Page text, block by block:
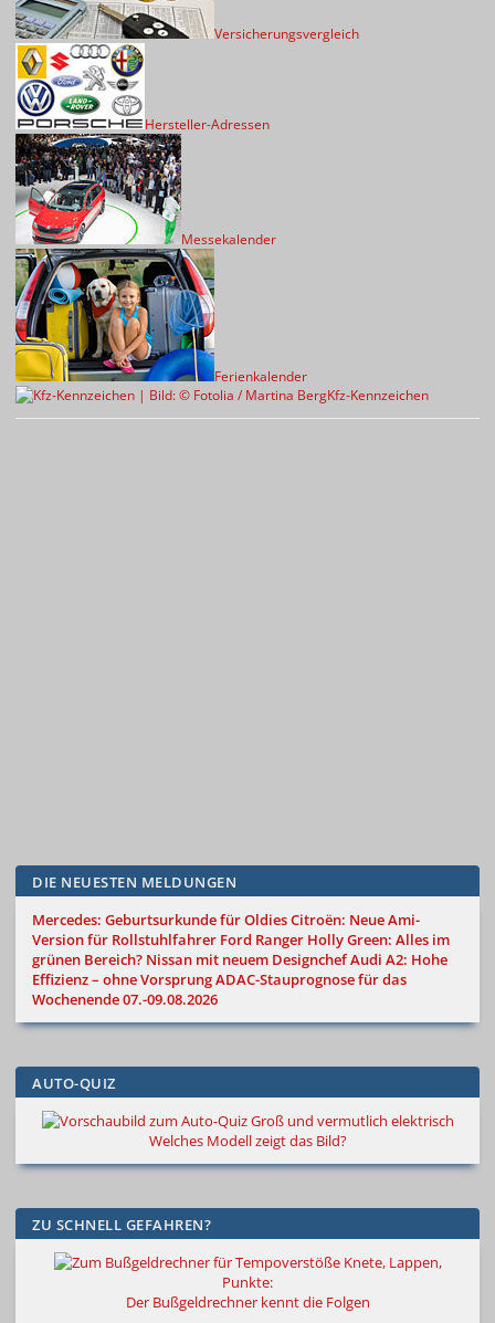
Versicherungsvergleich
Hersteller-Adressen
Messekalender
Ferienkalender
Kfz-Kennzeichen
DIE NEUESTEN MELDUNGEN
Mercedes: Geburtsurkunde für OldiesCitroën: Neue Ami-
Version für Rollstuhlfahrer Ford Ranger Holly Green: Alles im
grünen Bereich? Nissan mit neuem DesignchefAudi A2: Hohe
Effizienz – ohne VorsprungADAC-Stauprognose für das
Wochenende 07.-09.08.2026
AUTO-QUIZ
Groß und vermutlich elektrisch
Welches Modell zeigt das Bild?
ZU SCHNELL GEFAHREN?
Knete, Lappen,
Punkte:
Der Bußgeldrechner kennt die Folgen